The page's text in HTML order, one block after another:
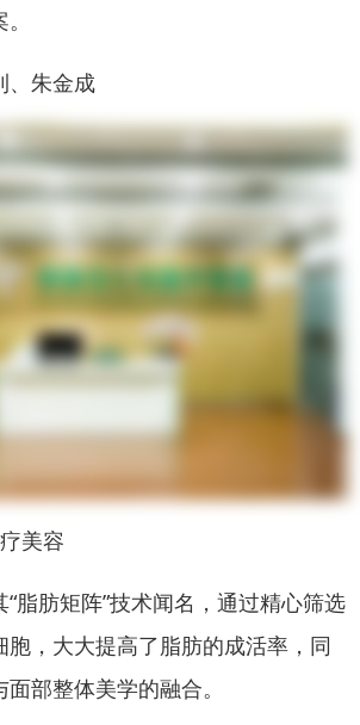
、朱金成
美容
脂肪矩阵”技术闻名，通过精心筛选
，大大提高了脂肪的成活率，同
部整体美学的融合。